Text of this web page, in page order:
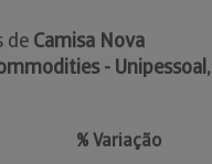
de Camisa Nova
- Unipessoal,
% Variação